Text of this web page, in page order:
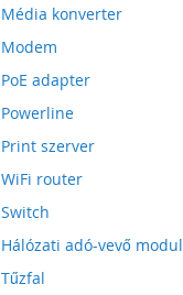
Média konverter
Modem
PoE adapter
Powerline
Print szerver
WiFi router
Switch
Hálózati adó-vevő modul
Tűzfal